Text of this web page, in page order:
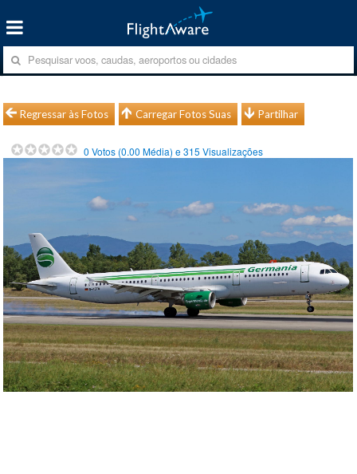
Regressar às Fotos Carregar Fotos Suas Partilhar
0 Votos (0.00 Média) e315 Visualizações